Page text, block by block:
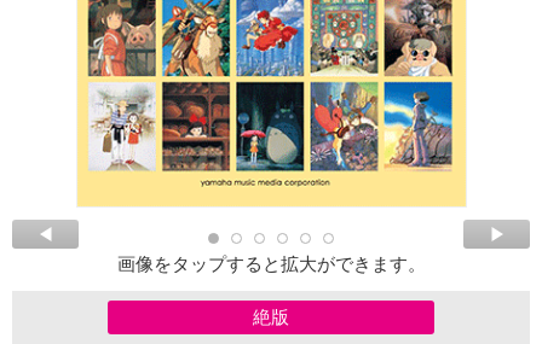
画像をタップすると拡大ができます。
絶版